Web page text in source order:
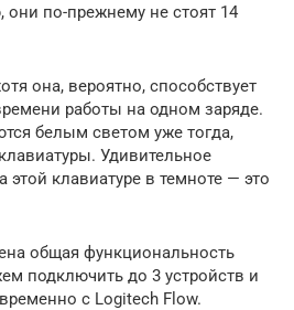
по-прежнему не стоят 14
она, вероятно, способствует
работы на одном заряде.
белым светом уже тогда,
Удивительное
этой клавиатуре в темноте — это
общая функциональность
подключить до 3 устройств и
с Logitech Flow.